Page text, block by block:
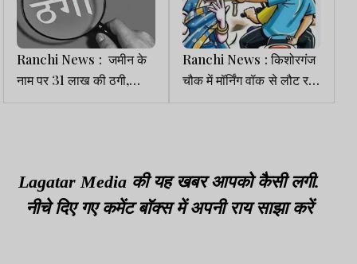
Ranchi News : जमीन के
नाम पर 31 लाख की ठगी,
पीड़िता ने थाने में लगाई गुहार
Ranchi News : किशोरगंज
चौक में मॉर्निंग वॉक से लौट रही
महिला से चेन व बाली की
Lagatar Media की यह खबर आपको कैसी लगी.
नीचे दिए गए कमेंट बॉक्स में अपनी राय साझा करें